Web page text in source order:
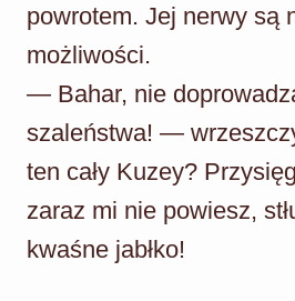
powrotem. Jej nerwy są
możliwości.
— Bahar, nie
szaleństwa! —
ten cały Kuzey?
zaraz mi nie powiesz,
kwaśne jabłko!